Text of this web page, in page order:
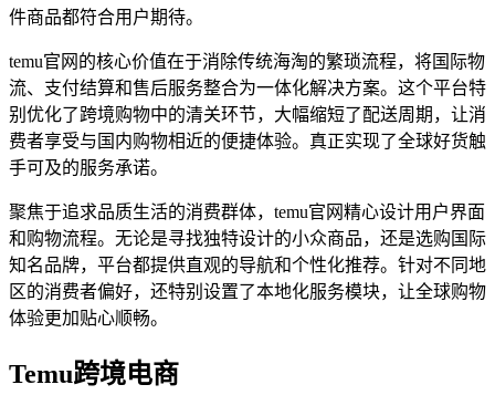
件商品都符合用户期待。
temu官网的核心价值在于消除传统海淘的繁琐流程，将国际物
流、支付结算和售后服务整合为一体化解决方案。这个平台特
别优化了跨境购物中的清关环节，大幅缩短了配送周期，让消
费者享受与国内购物相近的便捷体验。真正实现了全球好货触
手可及的服务承诺。
聚焦于追求品质生活的消费群体，temu官网精心设计用户界面
和购物流程。无论是寻找独特设计的小众商品，还是选购国际
知名品牌，平台都提供直观的导航和个性化推荐。针对不同地
区的消费者偏好，还特别设置了本地化服务模块，让全球购物
体验更加贴心顺畅。
Temu跨境电商